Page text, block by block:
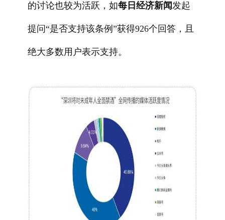
的讨论也较为活跃，如每日经济新闻发起
提问“是否支持该条例”获得926个回答，且
绝大多数用户表示支持。